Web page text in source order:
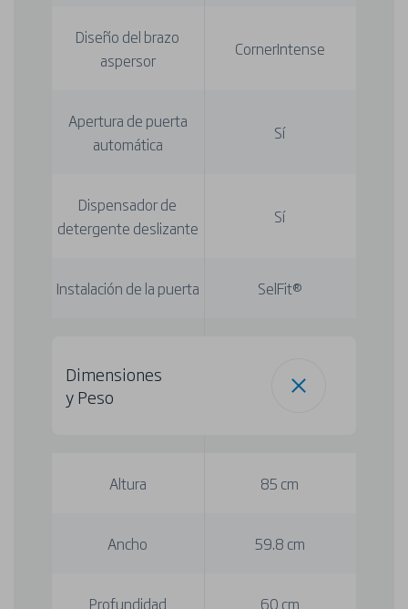
Diseño del brazo
aspersor
CornerIntense
Apertura de puerta
automática
Sí
Dispensador de
detergente deslizante
Sí
Instalación de la puerta SelFit®
Dimensiones
y Peso
Altura 85 cm
Ancho 59.8 cm
Profundidad 60 cm